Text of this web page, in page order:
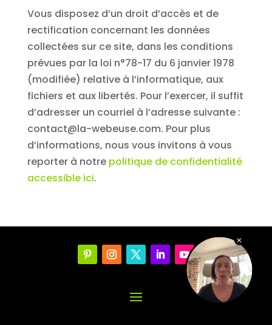
Vous disposez d’un droit d’accès et de
rectification concernant les données
collectées sur ce site, dans les conditions
prévues par la loi n°78-17 du 6 janvier 1978
(modifiée) relative à l’informatique, aux
fichiers et aux libertés. Pour l’exercer, il suffit
d’adresser un courriel à l’adresse suivante :
contact@la-webeuse.com. Pour plus
d’informations, nous vous invitons à vous
reporter à notre politique de confidentialité
accessible ici.